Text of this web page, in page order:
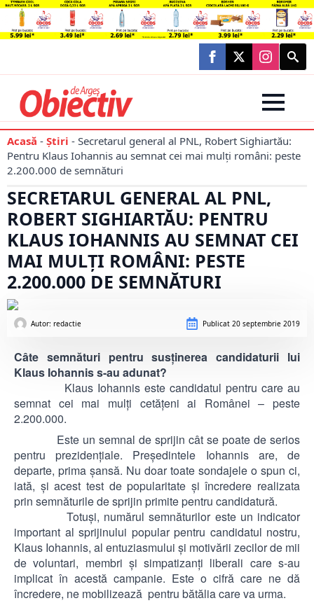
Search
for:
Acasă - Știri - Secretarul general al PNL, Robert Sighiartău:
Pentru Klaus Iohannis au semnat cei mai mulţi români: peste
2.200.000 de semnături
SECRETARUL GENERAL AL PNL,
ROBERT SIGHIARTĂU: PENTRU
KLAUS IOHANNIS AU SEMNAT CEI
MAI MULŢI ROMÂNI: PESTE
2.200.000 DE SEMNĂTURI
Autor: redactie Publicat 20 septembrie 2019
Câte semnături pentru susţinerea candidaturii lui
Klaus Iohannis s-au adunat?
Klaus Iohannis este candidatul pentru care au
semnat cei mai mulţi cetăţeni ai Românei – peste
2.200.000.
Este un semnal de sprijin cât se poate de serios
pentru prezidenţiale. Preşedintele Iohannis are, de
departe, prima şansă. Nu doar toate sondajele o spun ci,
iată, şi acest test de popularitate şi încredere realizata
prin semnăturile de sprijin primite pentru candidatură.
Totuşi, numărul semnăturilor este un indicator
important al sprijinului popular pentru candidatul nostru,
Klaus Iohannis, al entuziasmului şi motivării zecilor de mii
de voluntari, membri şi simpatizanţi liberali care s-au
implicat în acestă campanie. Este o cifră care ne dă
încredere, ne mobilizează pentru bătălia care va urma.